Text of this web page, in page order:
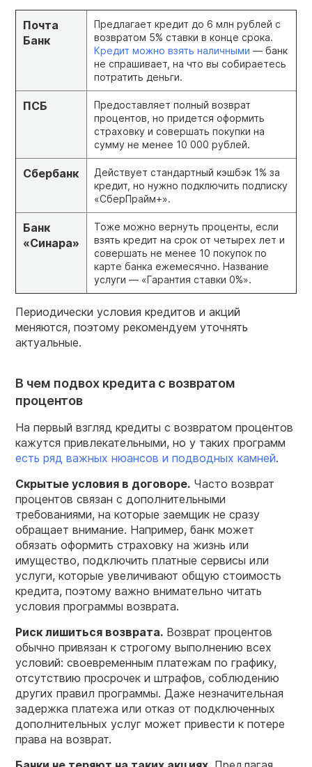
Почта
Банк
Предлагает кредит до 6 млн рублей с
возвратом 5% ставки в конце срока.
Кредит можно взять наличными — банк
не спрашивает, на что вы собираетесь
потратить деньги.
ПСБ
Предоставляет полный возврат
процентов, но придется оформить
страховку и совершать покупки на
сумму не менее 10 000 рублей.
Сбербанк
Действует стандартный кэшбэк 1% за
кредит, но нужно подключить подписку
«СберПрайм+».
Банк
«Синара»
Тоже можно вернуть проценты, если
взять кредит на срок от четырех лет и
совершать не менее 10 покупок по
карте банка ежемесячно. Название
услуги — «Гарантия ставки 0%».
Периодически условия кредитов и акций
меняются, поэтому рекомендуем уточнять
актуальные.
В чем подвох кредита с возвратом
процентов
На первый взгляд кредиты с возвратом процентов
кажутся привлекательными, но у таких программ
есть ряд важных нюансов и подводных камней.
Скрытые условия в договоре. Часто возврат
процентов связан с дополнительными
требованиями, на которые заемщик не сразу
обращает внимание. Например, банк может
обязать оформить страховку на жизнь или
имущество, подключить платные сервисы или
услуги, которые увеличивают общую стоимость
кредита, поэтому важно внимательно читать
условия программы возврата.
Риск лишиться возврата. Возврат процентов
обычно привязан к строгому выполнению всех
условий: своевременным платежам по графику,
отсутствию просрочек и штрафов, соблюдению
других правил программы. Даже незначительная
задержка платежа или отказ от подключенных
дополнительных услуг может привести к потере
права на возврат.